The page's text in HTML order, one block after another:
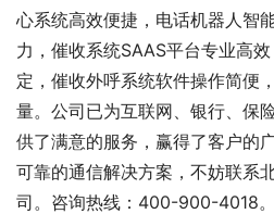
心系统高效便捷，电话机器人智
力，催收系统SAAS平台专业高效
定，催收外呼系统软件操作简便
量。公司已为互联网、银行、保
供了满意的服务，赢得了客户的
可靠的通信解决方案，不妨联系
司。咨询热线：400-900-4018。